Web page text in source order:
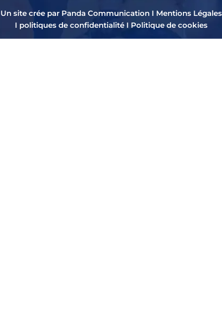
Un site crée par Panda Communication I Mentions Légales
I politiques de confidentialitéI Politique de cookies